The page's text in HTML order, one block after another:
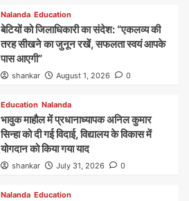
Nalanda Education
बेटियों को जिलाधिकारी का संदेश: “एकलव्य की
तरह सीखने का जुनून रखें, सफलता स्वयं आपके
पास आएगी”
shankar August 1, 2026 0
Education Nalanda
भावुक माहौल में प्रधानाध्यापक अनिल कुमार
सिन्हा को दी गई विदाई, विद्यालय के विकास में
योगदान को किया गया याद
shankar July 31, 2026 0
Nalanda Education